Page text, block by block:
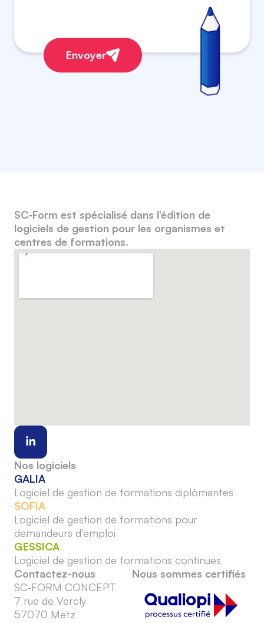
Envoyer
SC‑Form est spécialisé dans l’édition de
logiciels de gestion pour les organismes et
centres de formations.
Nos logiciels
GALIA
Logiciel de gestion de formations diplômantes
SOFIA
Logiciel de gestion de formations pour
demandeurs d’emploi
GESSICA
Logiciel de gestion de formations continues
Contactez-nous
SC‑FORM CONCEPT
7 rue de Vercly
57070 Metz
Nous sommes certifiés